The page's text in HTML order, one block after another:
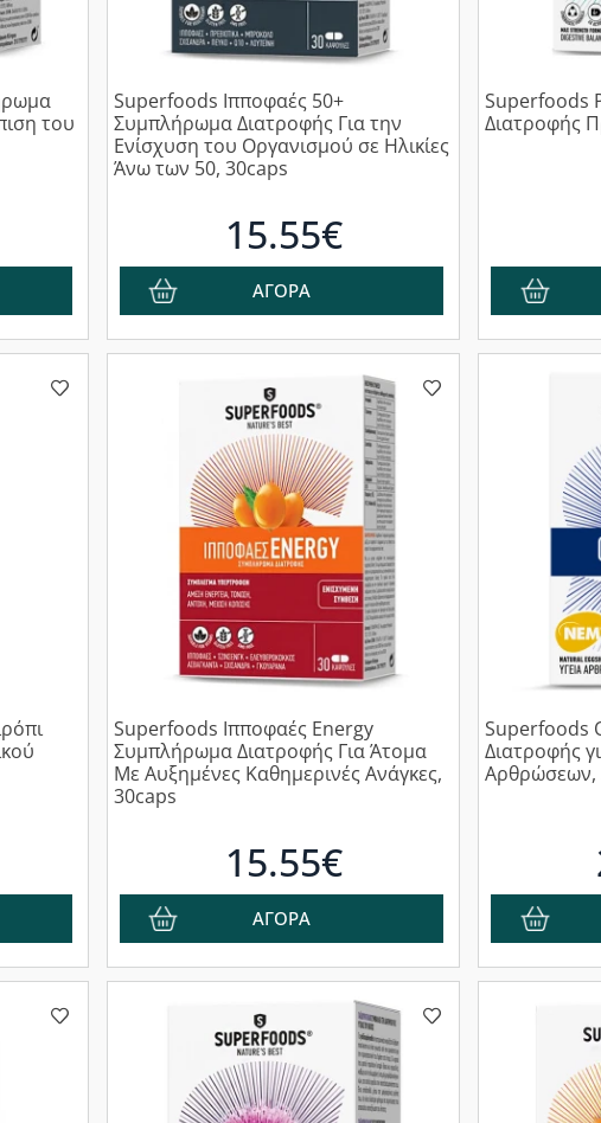
του
Superfoods Ιπποφαές 50+
Συμπλήρωμα Διατροφής Για την
Ενίσχυση του Οργανισμού σε Ηλικίες
Άνω των 50, 30caps
15.55€
ΑΓΟΡΑ
Superfoods
Διατροφής
Superfoods Ιπποφαές Energy
Συμπλήρωμα Διατροφής Για Άτομα
Με Αυξημένες Καθημερινές Ανάγκες,
30caps
15.55€
ΑΓΟΡΑ
Superfoods
Διατροφής
Αρθρώσεων,